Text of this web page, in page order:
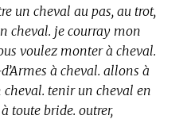
un cheval au pas, au trot,
cheval. je courray mon
voulez monter à cheval.
à cheval. allons à
tenir un cheval en
toute bride. outrer,